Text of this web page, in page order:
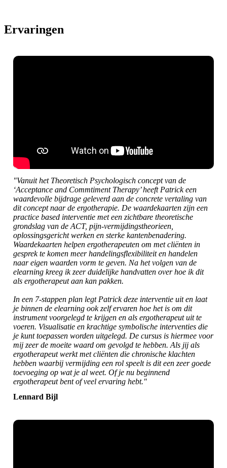
Ervaringen
"Vanuit het Theoretisch Psychologisch concept van de
‘Acceptance and Commtiment Therapy’ heeft Patrick een
waardevolle bijdrage geleverd aan de concrete vertaling van
dit concept naar de ergotherapie. De waardekaarten zijn een
practice based interventie met een zichtbare theoretische
grondslag van de ACT, pijn-vermijdingstheorieen,
oplossingsgericht werken en sterke kantenbenadering.
Waardekaarten helpen ergotherapeuten om met cliënten in
gesprek te komen meer handelingsflexibiliteit en handelen
naar eigen waarden vorm te geven. Na het volgen van de
elearning kreeg ik zeer duidelijke handvatten over hoe ik dit
als ergotherapeut aan kan pakken.
In een 7-stappen plan legt Patrick deze interventie uit en laat
je binnen de elearning ook zelf ervaren hoe het is om dit
instrument voorgelegd te krijgen en als ergotherapeut uit te
voeren. Visualisatie en krachtige symbolische interventies die
je kunt toepassen worden uitgelegd. De cursus is hiermee voor
mij zeer de moeite waard om gevolgd te hebben. Als jij als
ergotherapeut werkt met cliënten die chronische klachten
hebben waarbij vermijding een rol speelt is dit een zeer goede
toevoeging op wat je al weet. Of je nu beginnend
ergotherapeut bent of veel ervaring hebt."
Lennard Bijl